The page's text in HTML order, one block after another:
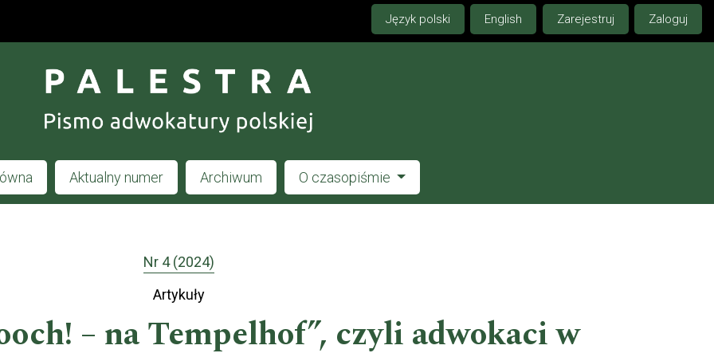
Język polski English Zarejestruj Zaloguj
Aktualny numer Archiwum O czasopiśmie
Nr 4 (2024)
Artykuły
– na Tempelhof”, czyli adwokaci w